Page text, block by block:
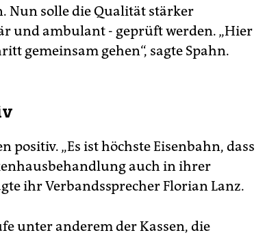
Nun solle die Qualität stärker
und ambulant - geprüft werden. „Hier
gemeinsam gehen“, sagte Spahn.
positiv. „Es ist höchste Eisenbahn, dass
auch in ihrer
ihr Verbandssprecher Florian Lanz.
unter anderem der Kassen, die